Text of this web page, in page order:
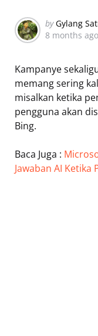
Posted
by
by Gylang
8 months ago
Kampanye
memang sering
misalkan ketika
pengguna akan
Bing.
Baca Juga :
Jawaban AI